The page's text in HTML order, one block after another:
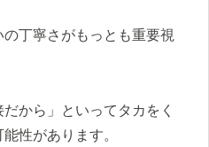
丁寧さがもっとも重要視
から」といってタカをく
性があります。